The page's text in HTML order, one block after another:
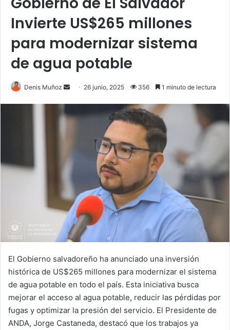
Invierte US$265 millones
para modernizar sistema
de agua potable
Denis Muñoz
Send 26 junio, 2025 356 1 minuto de lectura
El Gobierno salvadoreño ha anunciado una inversión
histórica de US$265 millones para modernizar el sistema
de agua potable en todo el país. Esta iniciativa busca
mejorar el acceso al agua potable, reducir las pérdidas por
fugas y optimizar la presión del servicio. El Presidente de
ANDA, Jorge Castaneda, destacó que los trabajos ya